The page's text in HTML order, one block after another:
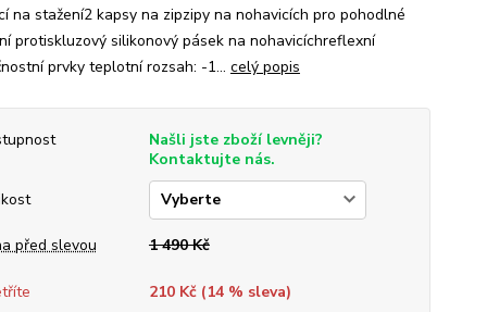
na stažení2 kapsy na zipzipy na nohavicích pro pohodlné
protiskluzový silikonový pásek na nohavicíchreflexní
prvky teplotní rozsah: -1... celý popis
Našli jste zboží levněji?
Kontaktujte nás.
před slevou 1 490 Kč
210 Kč (14% sleva)